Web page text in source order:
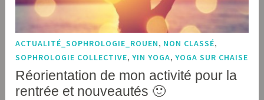
ACTUALITÉ_SOPHROLOGIE_ROUEN, NON CLASSÉ,
SOPHROLOGIE COLLECTIVE,YIN YOGA,YOGA SUR CHAISE
Réorientation de mon activité pour la
rentrée et nouveautés 🙂